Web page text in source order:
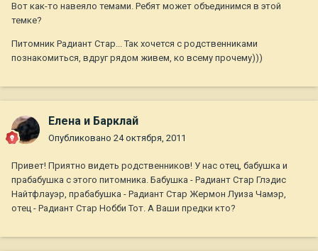
Вот как-то навеяло темами. Ребят может объединимся в этой
темке?
Питомник Радиант Стар... Так хочется с родственниками
познакомиться, вдруг рядом живем, ко всему прочему)))
Елена и Барклай
Опубликовано 24 октября, 2011
Привет! Приятно видеть родственников! У нас отец, бабушка и
прабабушка с этого питомника. Бабушка - Радиант Стар Глэдис
Найтфлауэр, прабабушка - Радиант Стар Жермон Луиза Чамэр,
отец - Радиант Стар Нобби Тот. А Ваши предки кто?